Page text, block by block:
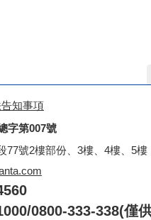
知事項
字第007號
77號2樓部份、3樓、4樓、5樓
0800-333-338(僅